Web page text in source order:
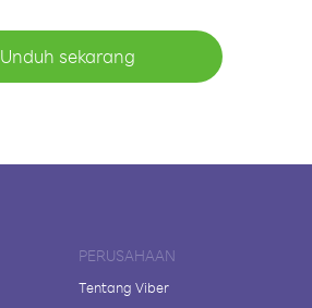
Unduh sekarang
PERUSAHAAN
Tentang Viber